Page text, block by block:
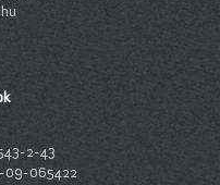
2-43
09-065422